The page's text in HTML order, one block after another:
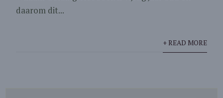
daarom dit...
+ READ MORE